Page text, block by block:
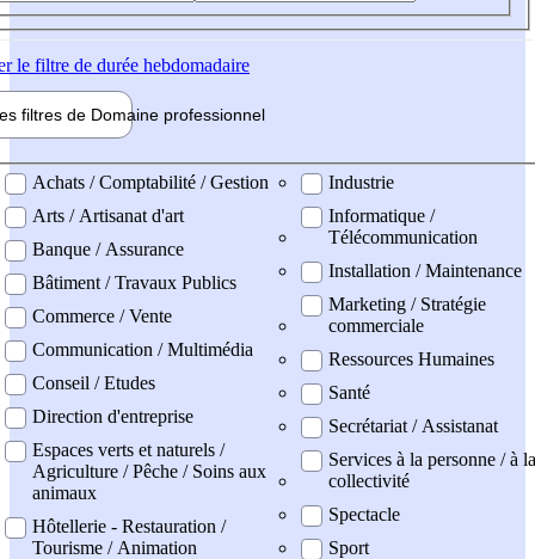
le filtre de durée hebdomadaire
filtres de Domaine professionnel
professionel
Achats / Comptabilité / Gestion
Arts / Artisanat d'art
Banque / Assurance
Bâtiment / Travaux Publics
Commerce / Vente
Communication / Multimédia
Conseil / Etudes
Direction d'entreprise
Espaces verts et naturels /
Agriculture / Pêche / Soins aux
animaux
Hôtellerie - Restauration /
Tourisme / Animation
Industrie
Informatique /
Télécommunication
Installation / Maintenance
Marketing / Stratégie
commerciale
Ressources Humaines
Santé
Secrétariat / Assistanat
Services à la personne / à la
collectivité
Spectacle
Sport